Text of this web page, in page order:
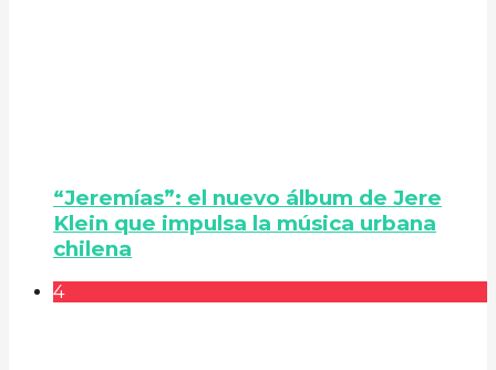
“Jeremías”: el nuevo álbum de Jere
Klein que impulsa la música urbana
chilena
4